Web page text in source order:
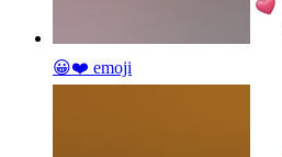
😀❤️ emoji